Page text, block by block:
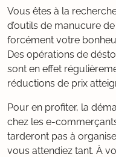
Vous êtes à la
d’outils de manucure
forcément votre
Des opérations de
sont en effet
réductions de prix
Pour en profiter, la
chez les e-
tarderont pas à
vous attendiez tant. À